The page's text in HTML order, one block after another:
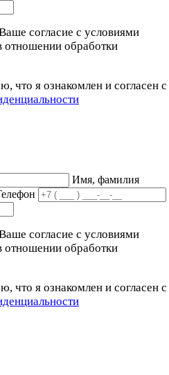
согласие с условиями
обработки
что я ознакомлен и согласен с
Имя, фамилия
согласие с условиями
обработки
что я ознакомлен и согласен с